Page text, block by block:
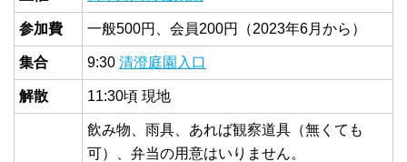
参加費 一般500円、会員200円（2023年6月から）
集合 9:30 清澄庭園入口
解散 11:30頃 現地
飲み物、雨具、あれば観察道具（無くても
可）、弁当の用意はいりません。